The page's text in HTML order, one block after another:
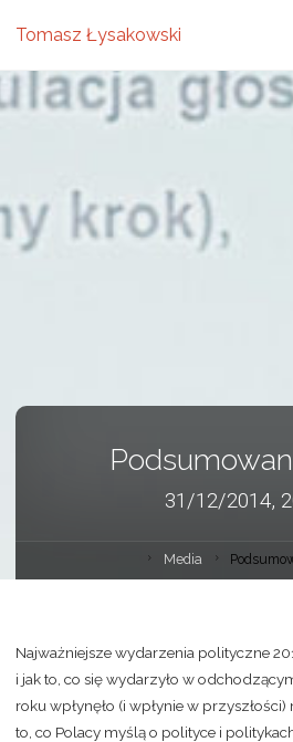
Tomasz Łysakowski
31/12/2014,
Media
Najważniejsze wydarzenia polityczne
i jak to, co się wydarzyło w
roku wpłynęło (i wpłynie w przyszłości)
to, co Polacy myślą o polityce i